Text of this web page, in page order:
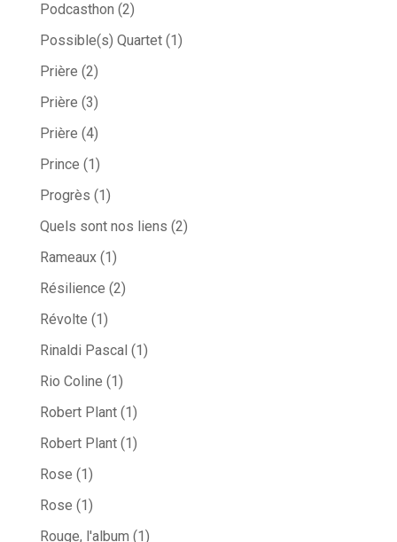
Podcasthon (2)
Possible(s) Quartet(1)
Prière (2)
Prière (3)
Prière (4)
Prince (1)
Progrès (1)
Quels sont nos liens (2)
Rameaux(1)
Résilience (2)
Révolte (1)
Rinaldi Pascal (1)
Rio Coline (1)
Robert Plant(1)
Robert Plant(1)
Rose (1)
Rose (1)
Rouge, l'album (1)